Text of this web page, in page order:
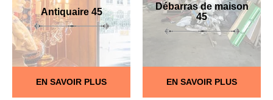
Antiquaire 45
EN SAVOIR PLUS
Débarras de maison
45
EN SAVOIR PLUS